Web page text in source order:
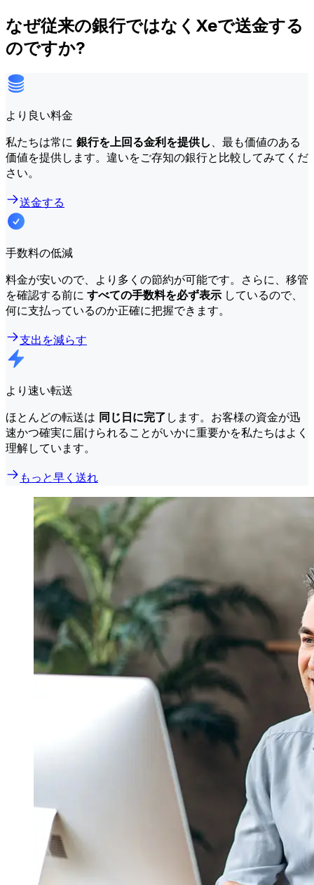
なぜ従来の銀行ではなくXeで送金する
のですか?
より良い料金
私たちは常に 銀行を上回る金利を提供し 、最も価値のある
価値を提供します。違いをご存知の銀行と比較してみてくだ
さい。
送金する
手数料の低減
料金が安いので、より多くの節約が可能です。さらに、移管
を確認する前に すべての手数料を必ず表示 しているので、
何に支払っているのか正確に把握できます。
支出を減らす
より速い転送
ほとんどの転送は 同じ日に完了 します。お客様の資金が迅
速かつ確実に届けられることがいかに重要かを私たちはよく
理解しています。
もっと早く送れ